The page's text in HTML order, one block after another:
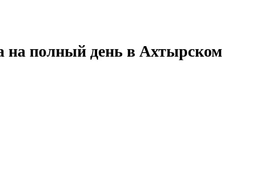
на полный день в Ахтырском